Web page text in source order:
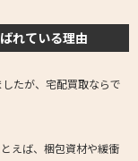
れている理由
たが、宅配買取ならで
えば、梱包資材や緩衝